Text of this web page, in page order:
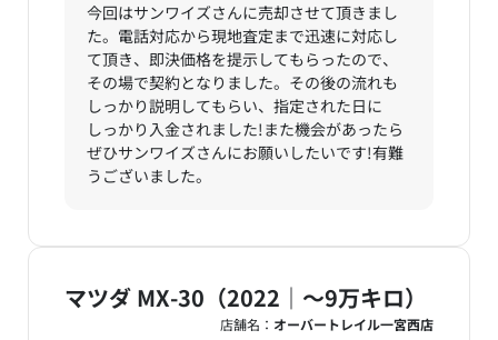
今回はサンワイズさんに売却させて頂きまし
た。電話対応から現地査定まで迅速に対応し
て頂き、即決価格を提示してもらったので、
その場で契約となりました。その後の流れも
しっかり説明してもらい、指定された日に
しっかり入金されました!また機会があったら
ぜひサンワイズさんにお願いしたいです!有難
うございました。
マツダ MX-30（2022｜～9万キロ）
店舗名： オーバートレイル一宮西店